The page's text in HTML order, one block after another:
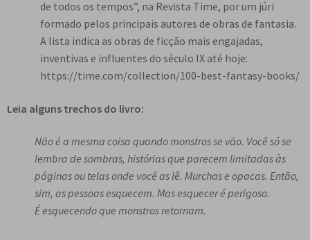
de todos os tempos”, na Revista Time, por um júri
formado pelos principais autores de obras de fantasia.
A lista indica as obras de ficção mais engajadas,
inventivas e influentes do século IX até hoje:
https://time.com/collection/100-best-fantasy-books/
Leia alguns trechos do livro:
Não é a mesma coisa quando monstros se vão. Você só se
lembra de sombras, histórias que parecem limitadas às
páginas ou telas onde você as lê. Murchas e opacas. Então,
sim, as pessoas esquecem. Mas esquecer é perigoso.
É esquecendo que monstros retornam.